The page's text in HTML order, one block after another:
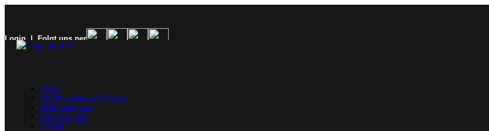
Login | Folgt uns per
SVW
Ergebnisdienst & Portal
Schachjugend
Verein finden
E-Mail